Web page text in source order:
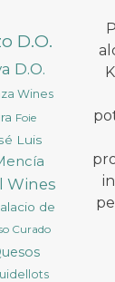
D.O.
D.O.
Wines
Foie
Luis
Wines
de
Curado